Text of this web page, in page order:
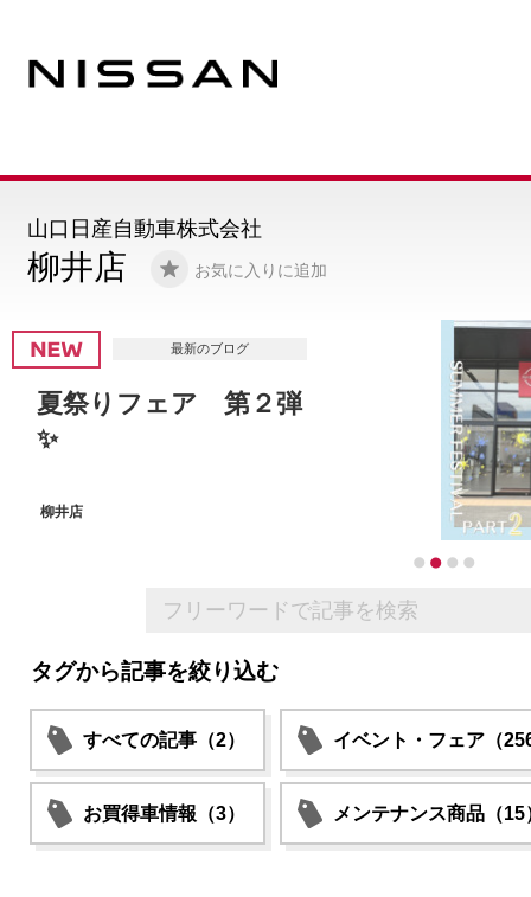
柳井店 お気に入りに追加
山口日産自動車株式会社
8月定休日のお知らせ
タグから記事を絞り込む
すべての記事（2） イベント・フェア（
お買得車情報（3） メンテナンス商品（15